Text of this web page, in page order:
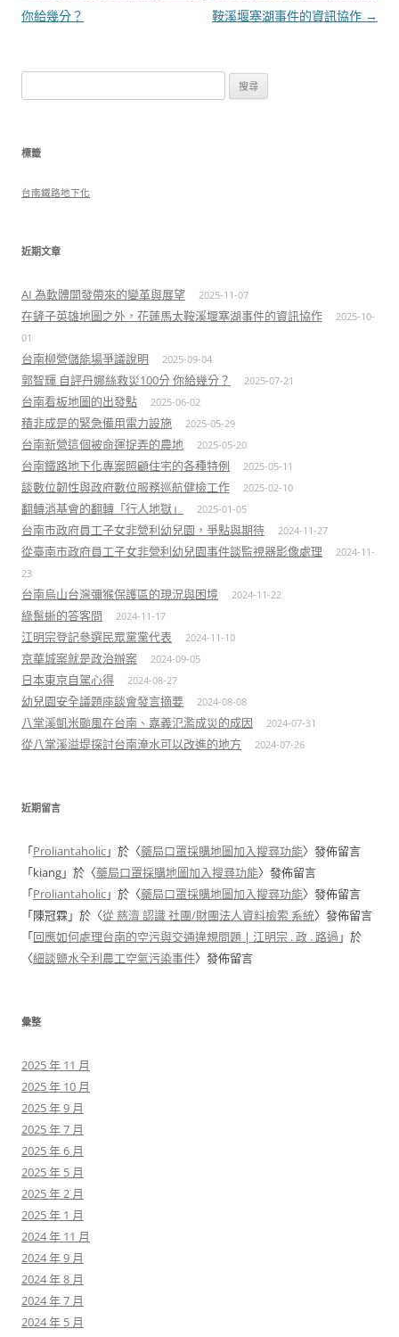
章
你給幾分？
鞍溪堰塞湖事件的資訊協作 →
尋
鍵
標籤
台南鐵路地下化
近期文章
AI 為軟體開發帶來的變革與展望 2025-11-07
在鏟子英雄地圖之外，花蓮馬太鞍溪堰塞湖事件的資訊協作
2025-10-
01
台南柳營儲能場爭議說明 2025-09-04
郭智輝 自評丹娜絲救災100分 你給幾分？ 2025-07-21
台南看板地圖的出發點 2025-06-02
積非成是的緊急備用電力設施 2025-05-29
台南新營這個被命運捉弄的農地 2025-05-20
台南鐵路地下化專案照顧住宅的各種特例 2025-05-11
談數位韌性與政府數位服務巡航健檢工作 2025-02-10
翻轉消基會的翻轉「行人地獄」 2025-01-05
台南市政府員工子女非營利幼兒園，爭點與期待 2024-11-27
從臺南市政府員工子女非營利幼兒園事件談監視器影像處理
2024-11-
23
台南烏山台灣彌猴保護區的現況與困境 2024-11-22
綠鬣蜥的答客問 2024-11-17
江明宗登記參選民眾黨黨代表 2024-11-10
京華城案就是政治辦案 2024-09-05
日本東京自駕心得 2024-08-27
幼兒園安全議題座談會發言摘要 2024-08-08
八掌溪凱米颱風在台南、嘉義氾濫成災的成因 2024-07-31
從八掌溪溢堤探討台南淹水可以改進的地方 2024-07-26
近期留言
「Proliantaholic」於〈藥局口罩採購地圖加入搜尋功能〉發佈留言
「kiang」於〈藥局口罩採購地圖加入搜尋功能〉發佈留言
「Proliantaholic」於〈藥局口罩採購地圖加入搜尋功能〉發佈留言
「陳冠霖」於〈從 慈濟 認識 社團/財團法人資料檢索 系統〉發佈留言
「回應如何處理台南的空污與交通違規問題 | 江明宗 . 政 . 路過 」於
〈細談鹽水全利農工空氣污染事件〉發佈留言
彙整
2025 年 11 月
2025 年 10 月
2025 年 9 月
2025 年 7 月
2025 年 6 月
2025 年 5 月
2025 年 2 月
2025 年 1 月
2024 年 11 月
2024 年 9 月
2024 年 8 月
2024 年 7 月
2024 年 5 月